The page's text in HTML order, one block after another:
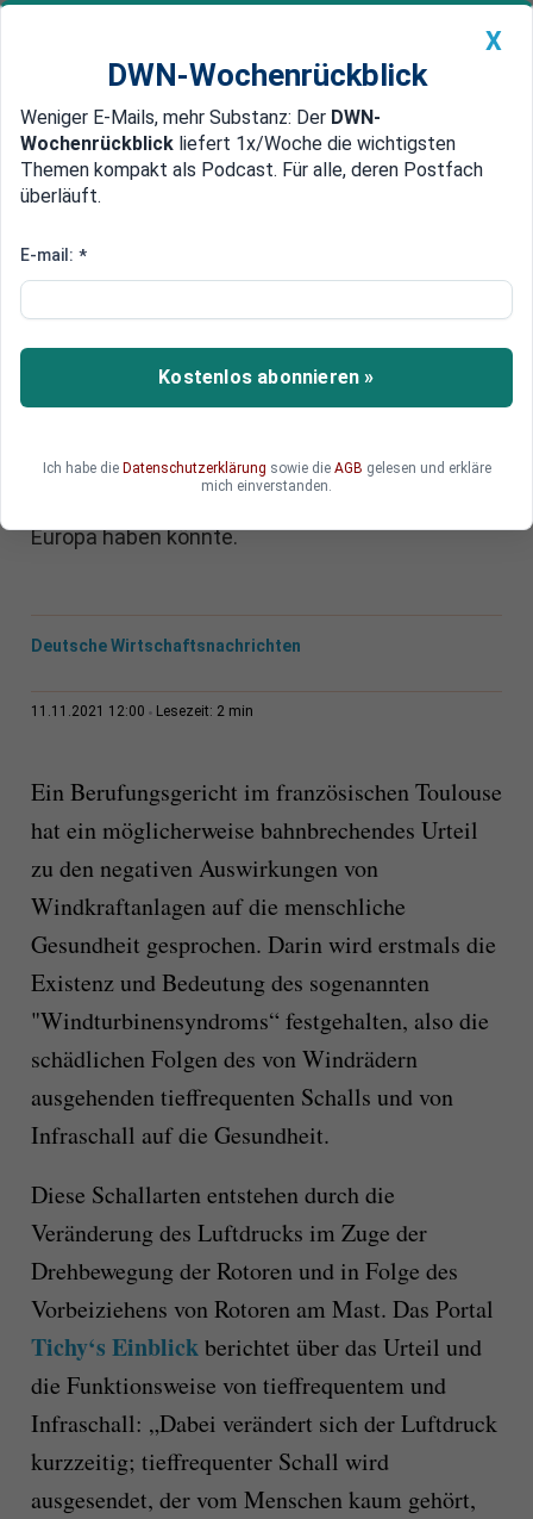
Newsticker MEIN DWN: Geldanlage Premium
Edelmetalle DWN-Magazin China
Bahnbrechendes Urteil: Gericht
gesundheitsschädliche Wirkung
von Windrädern fest
gesprochen, das weitreichende Folgen für die
Europa haben könnte.
Deutsche Wirtschaftsnachrichten
11.11.2021 12:00 Lesezeit: 2 min
Ein Berufungsgericht im französischen Toulouse
hat ein möglicherweise bahnbrechendes Urteil
zu den negativen Auswirkungen von
Windkraftanlagen auf die menschliche
Gesundheit gesprochen. Darin wird erstmals die
Existenz und Bedeutung des sogenannten
"Windturbinensyndroms“ festgehalten, also die
schädlichen Folgen des von Windrädern
ausgehenden tieffrequenten Schalls und von
Infraschall auf die Gesundheit.
Diese Schallarten entstehen durch die
Veränderung des Luftdrucks im Zuge der
Drehbewegung der Rotoren und in Folge des
Vorbeiziehens von Rotoren am Mast. Das Portal
Tichy‘s Einblickberichtet über das Urteil und
die Funktionsweise von tieffrequentem und
Infraschall: „Dabei verändert sich der Luftdruck
kurzzeitig; tieffrequenter Schall wird
ausgesendet, der vom Menschen kaum gehört,
X
DWN-Wochenrückblick
Weniger E-Mails, mehr Substanz: Der DWN-
Wochenrückblick liefert 1x/Woche die wichtigsten
Themen kompakt als Podcast. Für alle, deren Postfach
überläuft.
E-mail: *
Kostenlos abonnieren »
Ich habe die Datenschutzerklärung sowie die AGB gelesen und erkläre
mich einverstanden.